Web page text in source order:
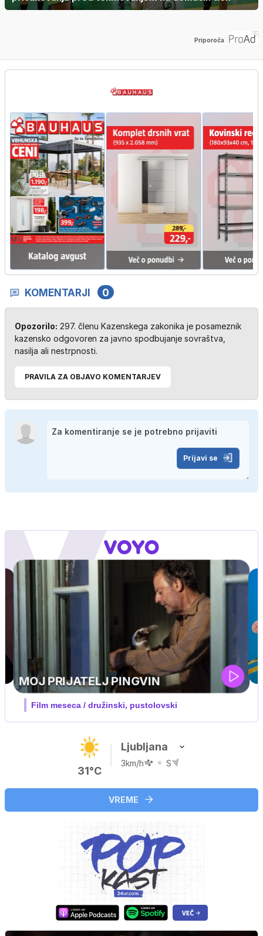
Priporoča
KOMENTARJI 0
Opozorilo: 297. členu Kazenskega zakonika je posameznik
kazensko odgovoren za javno spodbujanje sovraštva,
nasilja ali nestrpnosti.
PRAVILA ZA OBJAVO KOMENTARJEV
Prijavi se
31°C
Ljubljana
3km/h S
VREME